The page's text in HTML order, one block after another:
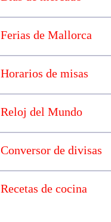
Ferias de Mallorca
Horarios de misas
Reloj del Mundo
Conversor de divisas
Recetas de cocina